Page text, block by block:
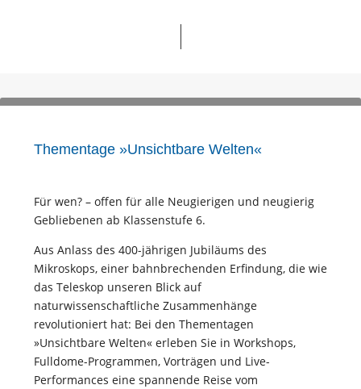
Thementage »Unsichtbare Welten«
Für wen? – offen für alle Neugierigen und neugierig
Gebliebenen ab Klassenstufe 6.
Aus Anlass des 400-jährigen Jubiläums des
Mikroskops, einer bahnbrechenden Erfindung, die wie
das Teleskop unseren Blick auf
naturwissenschaftliche Zusammenhänge
revolutioniert hat: Bei den Thementagen
»Unsichtbare Welten« erleben Sie in Workshops,
Fulldome-Programmen, Vorträgen und Live-
Performances eine spannende Reise vom